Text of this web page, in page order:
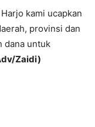
kami ucapkan
provinsi dan
dana untuk
Zaidi)